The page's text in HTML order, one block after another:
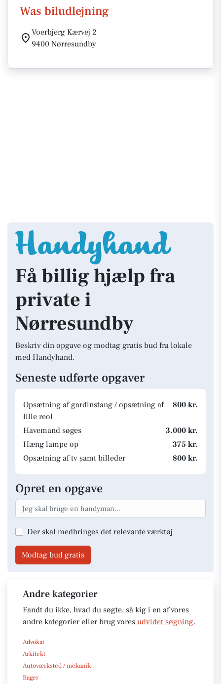
Was biludlejning
Voerbjerg Kærvej 2
9400 Nørresundby
Få billig hjælp fra
private i
Nørresundby
Beskriv din opgave og modtag gratis bud fra lokale
med Handyhand.
Seneste udførte opgaver
Opsætning af gardinstang / opsætning af
lille reol
800 kr.
Havemand søges
3.000 kr.
Hæng lampe op
375 kr.
Opsætning af tv samt billeder
800 kr.
Opret en opgave
Der skal medbringes det relevante værktøj
Modtag bud gratis
Andre kategorier
Fandt du ikke, hvad du søgte, så kig i en af vores
andre kategorier eller brug vores udvidet søgning.
Advokat
Arkitekt
Autoværksted / mekanik
Bager